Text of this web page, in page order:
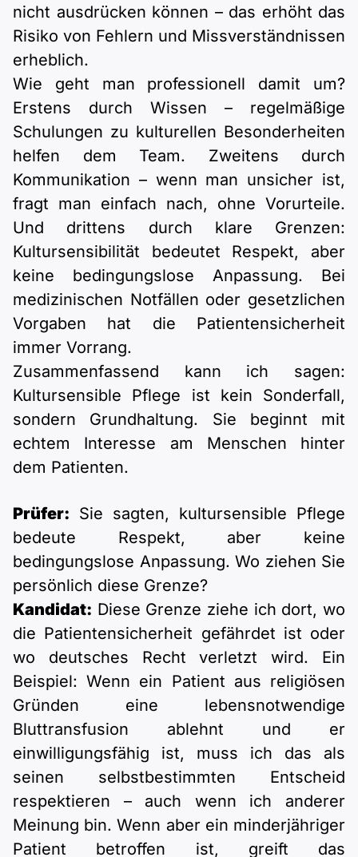
nicht ausdrücken können – das erhöht das
Risiko von Fehlern und Missverständnissen
erheblich.
Wie geht man professionell damit um?
Erstens durch Wissen – regelmäßige
Schulungen zu kulturellen Besonderheiten
helfen dem Team. Zweitens durch
Kommunikation – wenn man unsicher ist,
fragt man einfach nach, ohne Vorurteile.
Und drittens durch klare Grenzen:
Kultursensibilität bedeutet Respekt, aber
keine bedingungslose Anpassung. Bei
medizinischen Notfällen oder gesetzlichen
Vorgaben hat die Patientensicherheit
immer Vorrang.
Zusammenfassend kann ich sagen:
Kultursensible Pflege ist kein Sonderfall,
sondern Grundhaltung. Sie beginnt mit
echtem Interesse am Menschen hinter
dem Patienten.
Prüfer: Sie sagten, kultursensible Pflege
bedeute Respekt, aber keine
bedingungslose Anpassung. Wo ziehen Sie
persönlich diese Grenze?
Kandidat: Diese Grenze ziehe ich dort, wo
die Patientensicherheit gefährdet ist oder
wo deutsches Recht verletzt wird. Ein
Beispiel: Wenn ein Patient aus religiösen
Gründen eine lebensnotwendige
Bluttransfusion ablehnt und er
einwilligungsfähig ist, muss ich das als
seinen selbstbestimmten Entscheid
respektieren – auch wenn ich anderer
Meinung bin. Wenn aber ein minderjähriger
Patient betroffen ist, greift das